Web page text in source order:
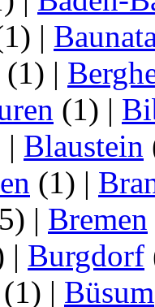
|
(1) |
(1) |
| Blaustein
(1) |
| Bremen
| Burgdorf
(1) | Büsum